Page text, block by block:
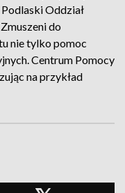
Oddział
do
nie tylko pomoc
Centrum Pomocy
na przykład